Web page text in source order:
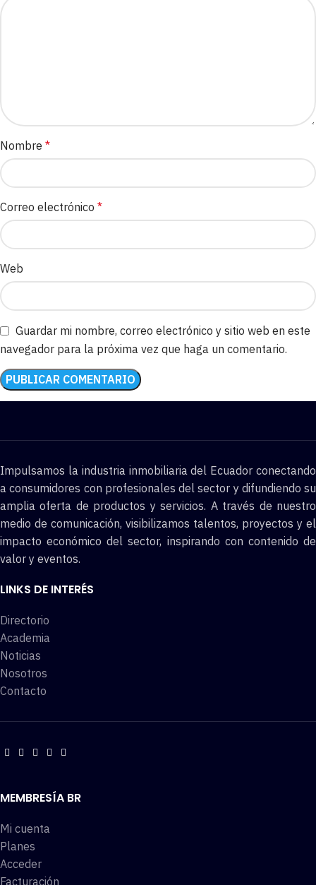
Nombre *
Correo electrónico *
Web
Guardar mi nombre, correo electrónico y sitio web en este
navegador para la próxima vez que haga un comentario.
Impulsamos la industria inmobiliaria del Ecuador conectando
a consumidores con profesionales del sector y difundiendo su
amplia oferta de productos y servicios. A través de nuestro
medio de comunicación, visibilizamos talentos, proyectos y el
impacto económico del sector, inspirando con contenido de
valor y eventos.
LINKS DE INTERÉS
Directorio
Academia
Noticias
Nosotros
Contacto
MEMBRESÍA BR
Mi cuenta
Planes
Acceder
Facturación